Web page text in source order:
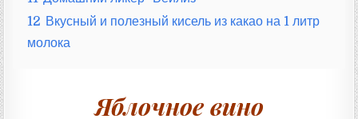
12 Вкусный и полезный кисель из какао на 1 литр
молока
Яблочное вино